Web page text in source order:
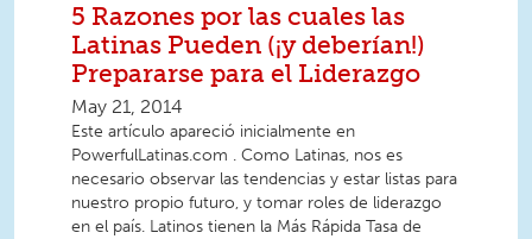
5 Razones por las cuales las
Latinas Pueden (¡y deberían!)
Prepararse para el Liderazgo
May 21, 2014
Este artículo apareció inicialmente en
PowerfulLatinas.com . Como Latinas, nos es
necesario observar las tendencias y estar listas para
nuestro propio futuro, y tomar roles de liderazgo
en el país. Latinos tienen la Más Rápida Tasa de